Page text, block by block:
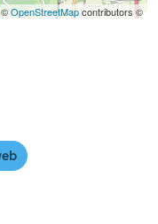
OpenStreetMapcontributors ©